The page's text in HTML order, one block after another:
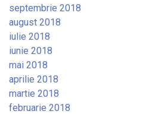
septembrie 2018
august 2018
iulie 2018
iunie 2018
mai 2018
aprilie 2018
martie 2018
februarie 2018